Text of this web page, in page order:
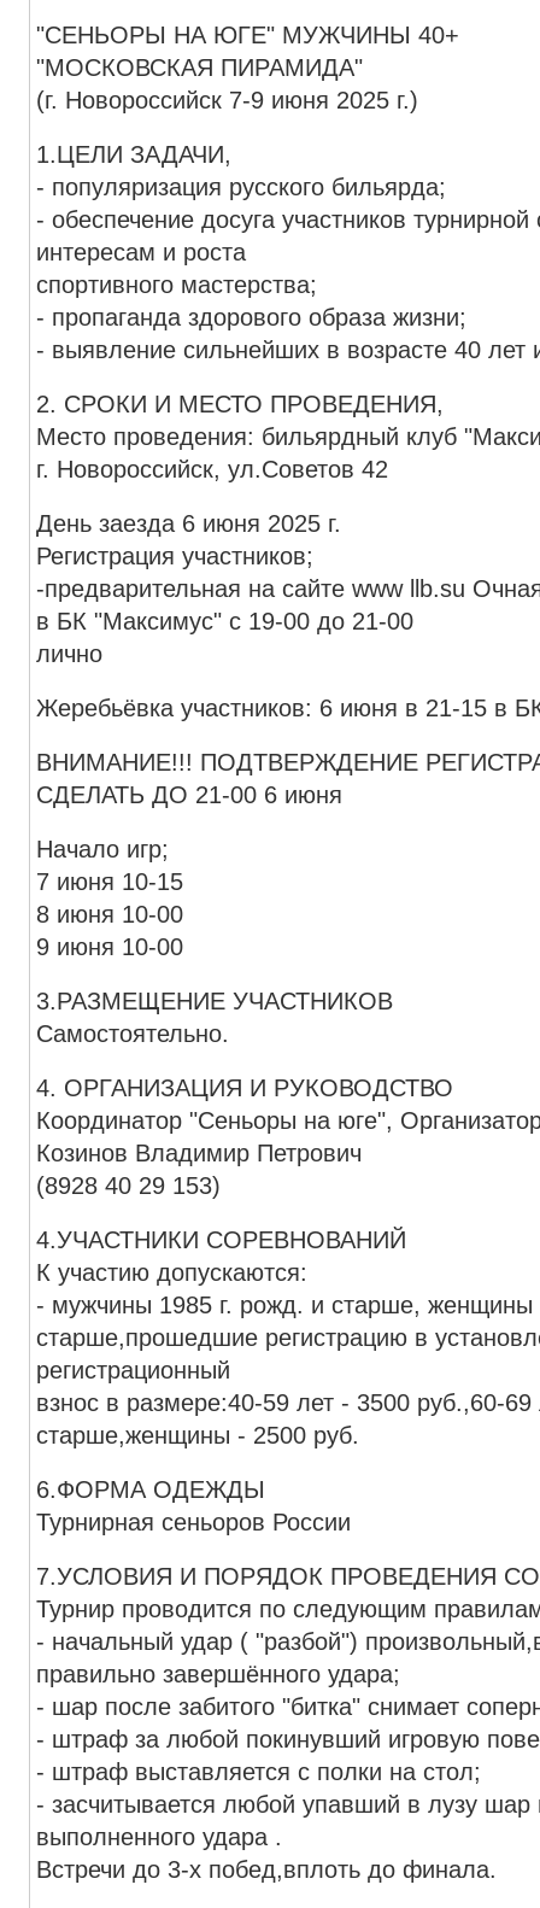
"СЕНЬОРЫ НА ЮГЕ" МУЖЧИНЫ 40+
"МОСКОВСКАЯ ПИРАМИДА"
(г. Новороссийск 7-9 июня 2025 г.)
1.ЦЕЛИ ЗАДАЧИ,
- популяризация русского бильярда;
- обеспечение досуга участников
интересам и роста
спортивного мастерства;
- пропаганда здорового образа жизни;
- выявление сильнейших в
2. СРОКИ И МЕСТО ПРОВЕДЕНИЯ,
Место проведения: бильярдный клуб
г. Новороссийск, ул.Советов 42
День заезда 6 июня 2025 г.
Регистрация участников;
-предварительная на сайте www llb.su
в БК "Максимус" с 19-00 до 21-00
лично
Жеребьёвка участников: 6 июня в 21-15 в
ВНИМАНИЕ!!! ПОДТВЕРЖДЕНИЕ
СДЕЛАТЬ ДО 21-00 6 июня
Начало игр;
7 июня 10-15
8 июня 10-00
9 июня 10-00
3.РАЗМЕЩЕНИЕ УЧАСТНИКОВ
Самостоятельно.
4. ОРГАНИЗАЦИЯ И РУКОВОДСТВО
Координатор "Сеньоры на юге",
Козинов Владимир Петрович
(8928 40 29 153)
4.УЧАСТНИКИ СОРЕВНОВАНИЙ
К участию допускаются:
- мужчины 1985 г. рожд. и старше, женщины
старше,прошедшие регистрацию в
регистрационный
взнос в размере:40-59 лет - 3500 руб.,60-
старше,женщины - 2500 руб.
6.ФОРМА ОДЕЖДЫ
Турнирная сеньоров России
7.УСЛОВИЯ И ПОРЯДОК ПРОВЕДЕНИЯ
Турнир проводится по следующим
- начальный удар ( "разбой")
правильно завершённого удара;
- шар после забитого "битка" снимает
- штраф за любой покинувший игровую
- штраф выставляется с полки на стол;
- засчитывается любой упавший в лузу шар
выполненного удара .
Встречи до 3-х побед,вплоть до финала.